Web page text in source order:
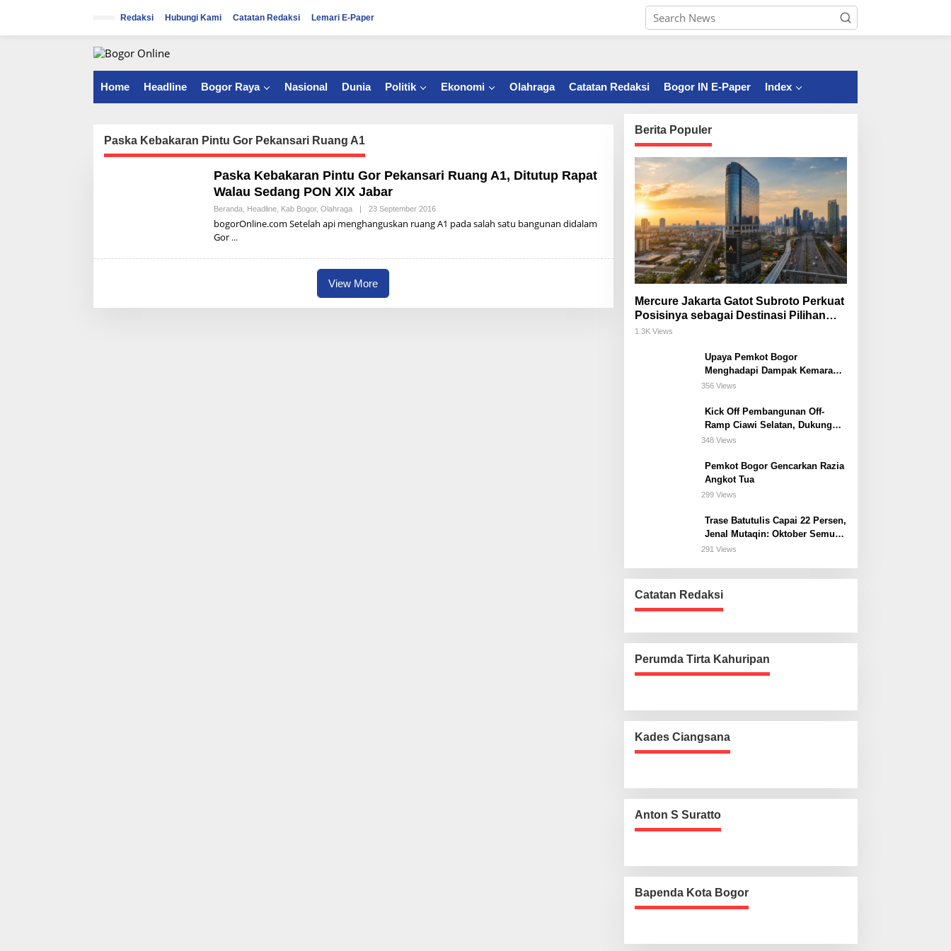
i
Redaksi Hubungi Kami Catatan Redaksi Lemari E-Paper
Home Headline Bogor Raya Nasional Dunia Politik Ekonomi Olahraga Catatan Redaksi Bogor IN E-Paper Index
Paska Kebakaran Pintu Gor Pekansari Ruang A1
Paska Kebakaran Pintu Gor Pekansari Ruang A1, Ditutup Rapat
Walau Sedang PON XIX Jabar
Beranda, Headline, Kab Bogor, Olahraga 23 September 2016
Y
R
I
bogorOnline.com Setelah api menghanguskan ruang A1 pada salah satu bangunan didalam
Gor
View More
Berita Populer
Mercure Jakarta Gatot Subroto Perkuat
Posisinya sebagai Destinasi Pilihan
untuk Bisnis, Staycation, Meeting, dan
1.3K Views
Upaya Pemkot Bogor
Menghadapi Dampak Kemarau
Panjang
356 Views
Kick Off Pembangunan Off-
Ramp Ciawi Selatan, Dukung
Konektivitas Antarwilayah di
348 Views
Pemkot Bogor Gencarkan Razia
Angkot Tua
299 Views
Trase Batutulis Capai 22 Persen,
Jenal Mutaqin: Oktober Semua
Harus Beres
291 Views
Catatan Redaksi
Perumda Tirta Kahuripan
Kades Ciangsana
Anton S Suratto
Bapenda Kota Bogor